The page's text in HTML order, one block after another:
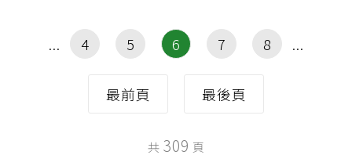
最前頁
4 5 6 7 8
最後頁
共 309 頁